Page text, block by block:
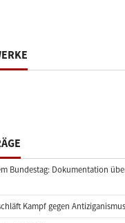
Bundestag: Dokumentation
Kampf gegen Antiziganismus